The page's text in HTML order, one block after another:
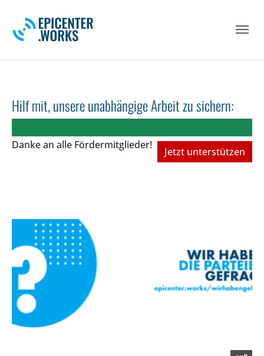
Hilf mit, unsere unabhängige Arbeit zu sichern:
Danke an alle Fördermitglieder!
Jetzt unterstützen